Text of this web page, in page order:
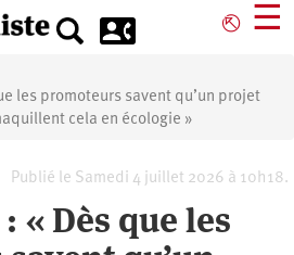
⎋ ☰
les promoteurs savent qu’un projet
cela en écologie »
Publié le Samedi 4 juillet 2026 à 10h18.
« Dès que les